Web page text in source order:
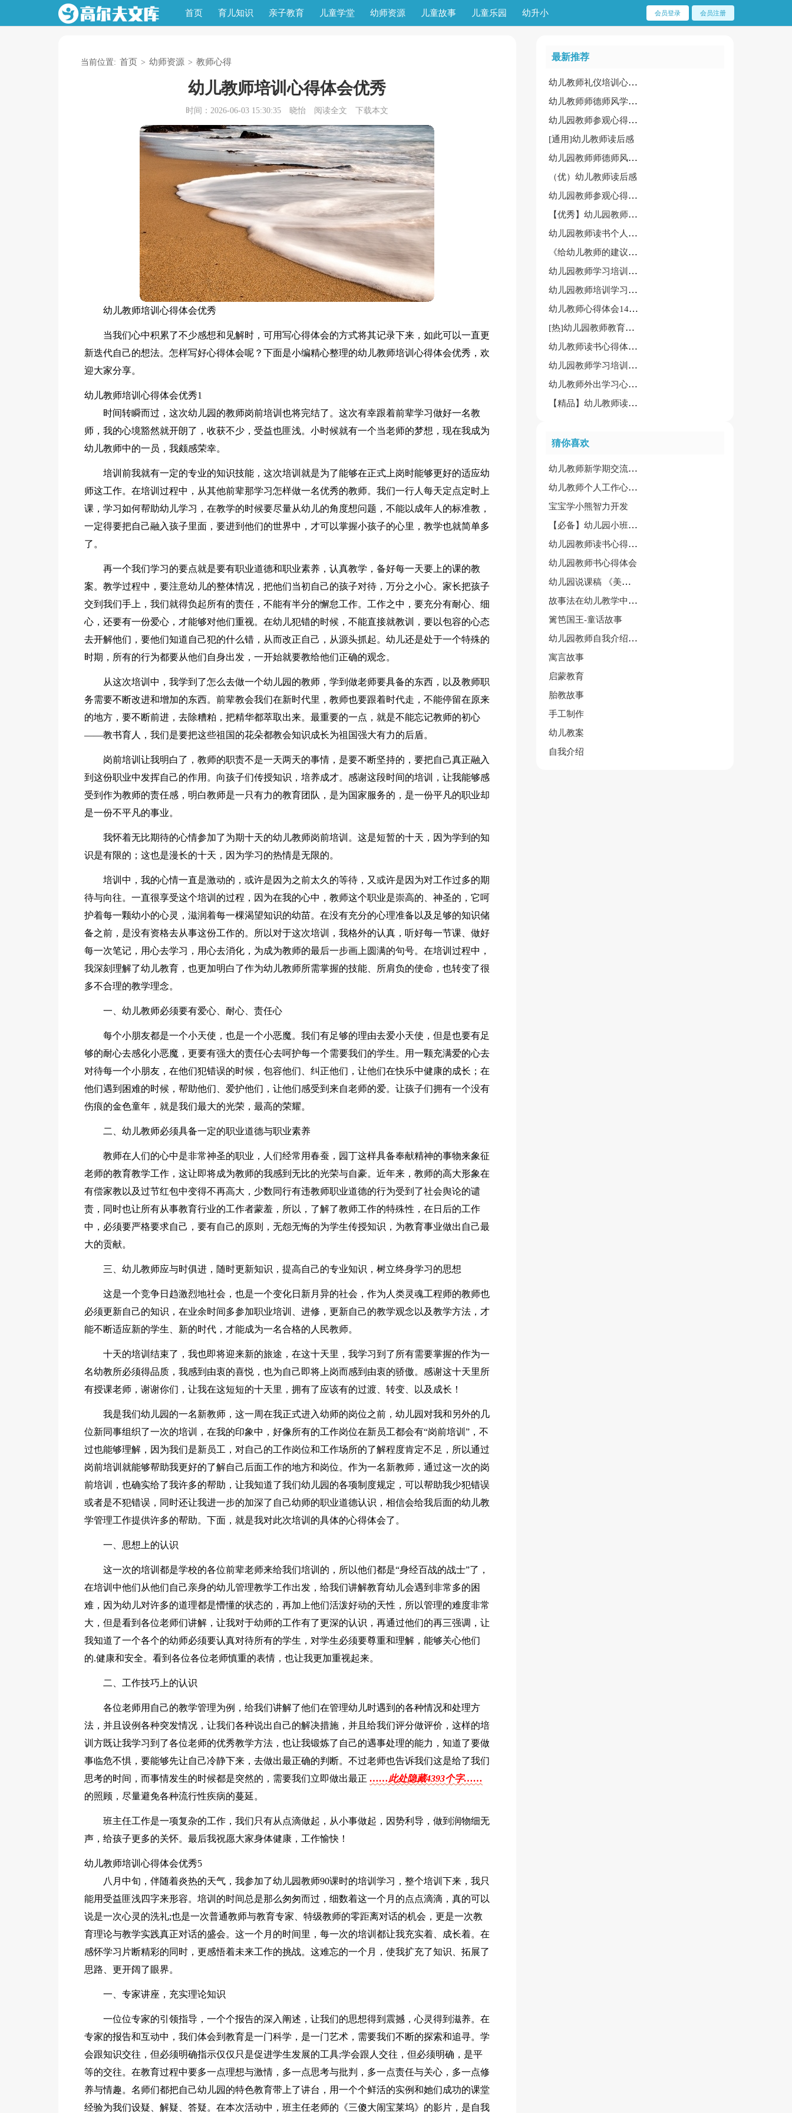
首页 育儿知识 亲子教育 儿童学堂 幼师资源 儿童故事 儿童乐园 幼升小 会员登录 会员注册
当前位置: 首页 > 幼师资源 > 教师心得
幼儿教师培训心得体会优秀
时间：2026-06-03 15:30:35 晓怡 阅读全文 下载本文
幼儿教师培训心得体会优秀
当我们心中积累了不少感想和见解时，可用写心得体会的方式将其记录下来，如此可以一直更
新迭代自己的想法。怎样写好心得体会呢？下面是小编精心整理的幼儿教师培训心得体会优秀，欢
迎大家分享。
幼儿教师培训心得体会优秀1
时间转瞬而过，这次幼儿园的教师岗前培训也将完结了。这次有幸跟着前辈学习做好一名教
师，我的心境豁然就开朗了，收获不少，受益也匪浅。小时候就有一个当老师的梦想，现在我成为
幼儿教师中的一员，我颇感荣幸。
培训前我就有一定的专业的知识技能，这次培训就是为了能够在正式上岗时能够更好的适应幼
师这工作。在培训过程中，从其他前辈那学习怎样做一名优秀的教师。我们一行人每天定点定时上
课，学习如何帮助幼儿学习，在教学的时候要尽量从幼儿的角度想问题，不能以成年人的标准教，
一定得要把自己融入孩子里面，要进到他们的世界中，才可以掌握小孩子的心里，教学也就简单多
了。
再一个我们学习的要点就是要有职业道德和职业素养，认真教学，备好每一天要上的课的教
案。教学过程中，要注意幼儿的整体情况，把他们当初自己的孩子对待，万分之小心。家长把孩子
交到我们手上，我们就得负起所有的责任，不能有半分的懈怠工作。工作之中，要充分有耐心、细
心，还要有一份爱心，才能够对他们重视。在幼儿犯错的时候，不能直接就教训，要以包容的心态
去开解他们，要他们知道自己犯的什么错，从而改正自己，从源头抓起。幼儿还是处于一个特殊的
时期，所有的行为都要从他们自身出发，一开始就要教给他们正确的观念。
从这次培训中，我学到了怎么去做一个幼儿园的教师，学到做老师要具备的东西，以及教师职
务需要不断改进和增加的东西。前辈教会我们在新时代里，教师也要跟着时代走，不能停留在原来
的地方，要不断前进，去除糟粕，把精华都萃取出来。最重要的一点，就是不能忘记教师的初心
——教书育人，我们是要把这些祖国的花朵都教会知识成长为祖国强大有力的后盾。
岗前培训让我明白了，教师的职责不是一天两天的事情，是要不断坚持的，要把自己真正融入
到这份职业中发挥自己的作用。向孩子们传授知识，培养成才。感谢这段时间的培训，让我能够感
受到作为教师的责任感，明白教师是一只有力的教育团队，是为国家服务的，是一份平凡的职业却
是一份不平凡的事业。
我怀着无比期待的心情参加了为期十天的幼儿教师岗前培训。这是短暂的十天，因为学到的知
识是有限的；这也是漫长的十天，因为学习的热情是无限的。
培训中，我的心情一直是激动的，或许是因为之前太久的等待，又或许是因为对工作过多的期
待与向往。一直很享受这个培训的过程，因为在我的心中，教师这个职业是崇高的、神圣的，它呵
护着每一颗幼小的心灵，滋润着每一棵渴望知识的幼苗。在没有充分的心理准备以及足够的知识储
备之前，是没有资格去从事这份工作的。所以对于这次培训，我格外的认真，听好每一节课、做好
每一次笔记，用心去学习，用心去消化，为成为教师的最后一步画上圆满的句号。在培训过程中，
我深刻理解了幼儿教育，也更加明白了作为幼儿教师所需掌握的技能、所肩负的使命，也转变了很
多不合理的教学理念。
一、幼儿教师必须要有爱心、耐心、责任心
每个小朋友都是一个小天使，也是一个小恶魔。我们有足够的理由去爱小天使，但是也要有足
够的耐心去感化小恶魔，更要有强大的责任心去呵护每一个需要我们的学生。用一颗充满爱的心去
对待每一个小朋友，在他们犯错误的时候，包容他们、纠正他们，让他们在快乐中健康的成长；在
他们遇到困难的时候，帮助他们、爱护他们，让他们感受到来自老师的爱。让孩子们拥有一个没有
伤痕的金色童年，就是我们最大的光荣，最高的荣耀。
二、幼儿教师必须具备一定的职业道德与职业素养
教师在人们的心中是非常神圣的职业，人们经常用春蚕，园丁这样具备奉献精神的事物来象征
老师的教育教学工作，这让即将成为教师的我感到无比的光荣与自豪。近年来，教师的高大形象在
有偿家教以及过节红包中变得不再高大，少数同行有违教师职业道德的行为受到了社会舆论的谴
责，同时也让所有从事教育行业的工作者蒙羞，所以，了解了教师工作的特殊性，在日后的工作
中，必须要严格要求自己，要有自己的原则，无怨无悔的为学生传授知识，为教育事业做出自己最
大的贡献。
三、幼儿教师应与时俱进，随时更新知识，提高自己的专业知识，树立终身学习的思想
这是一个竞争日趋激烈地社会，也是一个变化日新月异的社会，作为人类灵魂工程师的教师也
必须更新自己的知识，在业余时间多参加职业培训、进修，更新自己的教学观念以及教学方法，才
能不断适应新的学生、新的时代，才能成为一名合格的人民教师。
十天的培训结束了，我也即将迎来新的旅途，在这十天里，我学习到了所有需要掌握的作为一
名幼教所必须得品质，我感到由衷的喜悦，也为自己即将上岗而感到由衷的骄傲。感谢这十天里所
有授课老师，谢谢你们，让我在这短短的十天里，拥有了应该有的过渡、转变、以及成长！
我是我们幼儿园的一名新教师，这一周在我正式进入幼师的岗位之前，幼儿园对我和另外的几
位新同事组织了一次的培训，在我的印象中，好像所有的工作岗位在新员工都会有“岗前培训”，不
过也能够理解，因为我们是新员工，对自己的工作岗位和工作场所的了解程度肯定不足，所以通过
岗前培训就能够帮助我更好的了解自己后面工作的地方和岗位。作为一名新教师，通过这一次的岗
前培训，也确实给了我许多的帮助，让我知道了我们幼儿园的各项制度规定，可以帮助我少犯错误
或者是不犯错误，同时还让我进一步的加深了自己幼师的职业道德认识，相信会给我后面的幼儿教
学管理工作提供许多的帮助。下面，就是我对此次培训的具体的心得体会了。
一、思想上的认识
这一次的培训都是学校的各位前辈老师来给我们培训的，所以他们都是“身经百战的战士”了，
在培训中他们从他们自己亲身的幼儿管理教学工作出发，给我们讲解教育幼儿会遇到非常多的困
难，因为幼儿对许多的道理都是懵懂的状态的，再加上他们活泼好动的天性，所以管理的难度非常
大，但是看到各位老师们讲解，让我对于幼师的工作有了更深的认识，再通过他们的再三强调，让
我知道了一个各个的幼师必须要认真对待所有的学生，对学生必须要尊重和理解，能够关心他们
的.健康和安全。看到各位各位老师慎重的表情，也让我更加重视起来。
二、工作技巧上的认识
各位老师用自己的教学管理为例，给我们讲解了他们在管理幼儿时遇到的各种情况和处理方
法，并且设例各种突发情况，让我们各种说出自己的解决措施，并且给我们评分做评价，这样的培
训方既让我学习到了各位老师的优秀教学方法，也让我锻炼了自己的遇事处理的能力，知道了要做
事临危不惧，要能够先让自己冷静下来，去做出最正确的判断。不过老师也告诉我们这是给了我们
思考的时间，而事情发生的时候都是突然的，需要我们立即做出最正……此处隐藏4393个字……
的照顾，尽量避免各种流行性疾病的蔓延。
班主任工作是一项复杂的工作，我们只有从点滴做起，从小事做起，因势利导，做到润物细无
声，给孩子更多的关怀。最后我祝愿大家身体健康，工作愉快！
幼儿教师培训心得体会优秀5
八月中旬，伴随着炎热的天气，我参加了幼儿园教师90课时的培训学习，整个培训下来，我只
能用受益匪浅四字来形容。培训的时间总是那么匆匆而过，细数着这一个月的点点滴滴，真的可以
说是一次心灵的洗礼;也是一次普通教师与教育专家、特级教师的零距离对话的机会，更是一次教
育理论与教学实践真正对话的盛会。这一个月的时间里，每一次的培训都让我充实着、成长着。在
感怀学习片断精彩的同时，更感悟着未来工作的挑战。这难忘的一个月，使我扩充了知识、拓展了
思路、更开阔了眼界。
一、专家讲座，充实理论知识
一位位专家的引领指导，一个个报告的深入阐述，让我们的思想得到震撼，心灵得到滋养。在
专家的报告和互动中，我们体会到教育是一门科学，是一门艺术，需要我们不断的探索和追寻。学
会跟知识交往，但必须明确指示仅仅只是促进学生发展的工具;学会跟人交往，但必须明确，是平
等的交往。在教育过程中要多一点理想与激情，多一点思考与批判，多一点责任与关心，多一点修
养与情趣。名师们都把自己幼儿园的特色教育带上了讲台，用一个个鲜活的实例和她们成功的课堂
经验为我们设疑、解疑、答疑。在本次活动中，班主任老师的《三傻大闹宝莱坞》的影片，是自我
最新推荐
幼儿教师礼仪培训心得经典[6篇]
幼儿教师师德师风学习心得合集[15篇]
幼儿园教师参观心得体会锦集【15篇】
[通用]幼儿教师读后感
幼儿园教师师德师风学习心得体会7篇[精品]
（优）幼儿教师读后感
幼儿园教师参观心得体会
【优秀】幼儿园教师参观心得体会15篇
幼儿园教师读书个人心得总结范文
《给幼儿教师的建议》读后感（精选15篇）
幼儿园教师学习培训心得体会15篇(精华)
幼儿园教师培训学习心得体会模板汇编(9篇)
幼儿教师心得体会14篇[推荐]
[热]幼儿园教师教育心得15篇
幼儿教师读书心得体会【大全15篇】
幼儿园教师学习培训心得体会
幼儿教师外出学习心得体会(汇总7篇)
【精品】幼儿教师读后感15篇
猜你喜欢
幼儿教师新学期交流培训会心得体会
幼儿教师个人工作心得精选15篇
宝宝学小熊智力开发
【必备】幼儿园小班教案模板汇总七篇
幼儿园教师读书心得体会作文
幼儿园教师书心得体会
幼儿园说课稿 《美丽的公鸡》
故事法在幼儿教学中运用论文
篱笆国王-童话故事
幼儿园教师自我介绍范文集合5篇
寓言故事
启蒙教育
胎教故事
手工制作
幼儿教案
自我介绍